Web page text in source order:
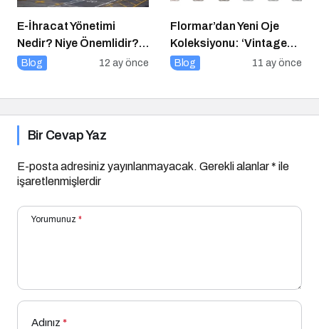
E-İhracat Yönetimi
Nedir? Niye Önemlidir?
Nasıl Yapılır?
Blog 12 ay önce
Flormar’dan Yeni Oje
Koleksiyonu: ‘Vintage
Romance’ Nostaljiyle
Blog 11 ay önce
Bir Cevap Yaz
E-posta adresiniz yayınlanmayacak. Gerekli alanlar* ile
işaretlenmişlerdir
Yorumunuz *
Adınız *